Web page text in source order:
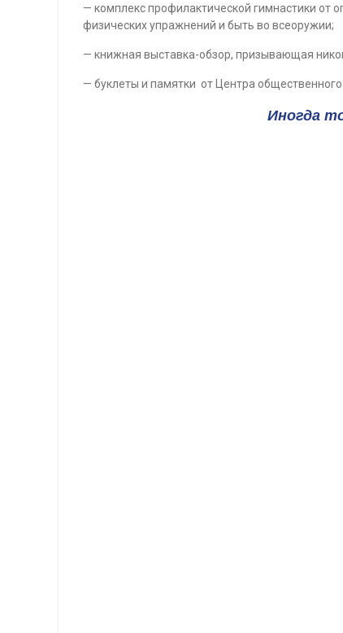
— комплекс профилактической гимнастики от
физических упражнений и быть во всеоружии;
— книжная выставка-обзор, призывающая
— буклеты и памятки от Центра
Иногда